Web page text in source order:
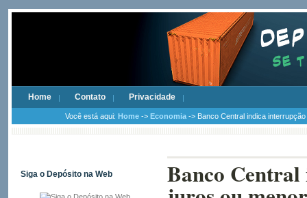
Home Contato Privacidade
Você está aqui: Home -> Economia -> Banco Central indica
Siga o Depósito na Web Banco